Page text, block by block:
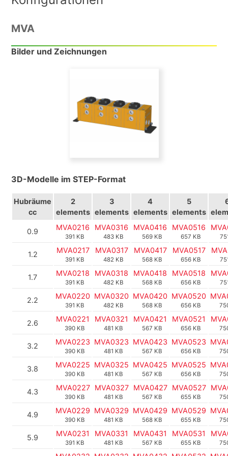
MVA
Bilder und Zeichnungen
3D-Modelle im STEP-Format
Hubräume
cc
2
elements
3
elements
4
elements
5
elements
0.9 MVA0216
391 KB
MVA0316
483 KB
MVA0416
569 KB
MVA0516
657 KB
1.2 MVA0217
391 KB
MVA0317
482 KB
MVA0417
568 KB
MVA0517
656 KB
1.7 MVA0218
391 KB
MVA0318
482 KB
MVA0418
568 KB
MVA0518
656 KB
2.2 MVA0220
391 KB
MVA0320
482 KB
MVA0420
568 KB
MVA0520
656 KB
2.6 MVA0221
390 KB
MVA0321
481 KB
MVA0421
567 KB
MVA0521
656 KB
3.2 MVA0223
390 KB
MVA0323
481 KB
MVA0423
567 KB
MVA0523
656 KB
3.8 MVA0225
390 KB
MVA0325
481 KB
MVA0425
567 KB
MVA0525
656 KB
4.3 MVA0227
390 KB
MVA0327
481 KB
MVA0427
567 KB
MVA0527
655 KB
4.9 MVA0229
390 KB
MVA0329
481 KB
MVA0429
568 KB
MVA0529
655 KB
5.9 MVA0231
391 KB
MVA0331
481 KB
MVA0431
567 KB
MVA0531
655 KB